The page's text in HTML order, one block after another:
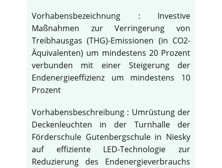
Vorhabensbezeichnung : Investive
Maßnahmen zur Verringerung von
Treibhausgas (THG)-Emissionen (in CO2-
Äquivalenten) um mindestens 20 Prozent
verbunden mit einer Steigerung der
Endenergieeffizienz um mindestens 10
Prozent
Vorhabensbeschreibung : Umrüstung der
Deckenleuchten in der Turnhalle der
Förderschule Gutenbergschule in Niesky
auf effiziente LED-Technologie zur
Reduzierung des Endenergieverbrauchs